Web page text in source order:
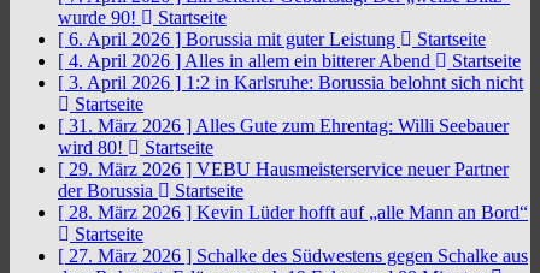
wurde 90!
Startseite
[ 6. April 2026 ] Borussia mit guter Leistung
Startseite
[ 4. April 2026 ] Alles in allem ein bitterer Abend
Startseite
[ 3. April 2026 ] 1:2 in Karlsruhe: Borussia belohnt sich nicht
Startseite
[ 31. März 2026 ] Alles Gute zum Ehrentag: Willi Seebauer
wird 80!
Startseite
[ 29. März 2026 ] VEBU Hausmeisterservice neuer Partner
der Borussia
Startseite
[ 28. März 2026 ] Kevin Lüder hofft auf „alle Mann an Bord“
Startseite
[ 27. März 2026 ] Schalke des Südwestens gegen Schalke aus